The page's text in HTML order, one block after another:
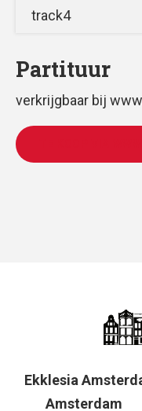
track4
Partituur
verkrijgbaar bij
Ekklesia
Amsterdam